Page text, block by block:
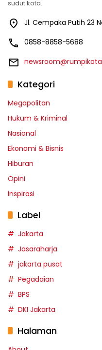
sudut kota.
Jl. Cempaka Putih 23
0858-8858-5688
Kategori
Megapolitan
Hukum & Kriminal
Nasional
Ekonomi & Bisnis
Hiburan
Opini
Inspirasi
Label
Jakarta
Jasaraharja
jakarta pusat
Pegadaian
BPS
DKI Jakarta
Halaman